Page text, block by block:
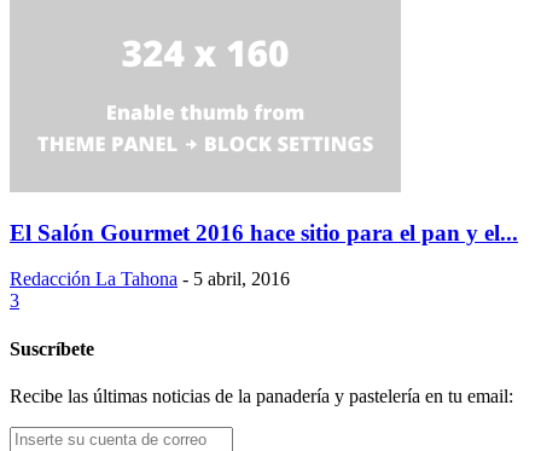
El Salón Gourmet 2016 hace sitio para el pan y el...
Redacción La Tahona - 5 abril, 2016
3
Suscríbete
Recibe las últimas noticias de la panadería y pastelería en tu email: